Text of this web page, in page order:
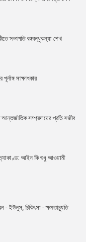
সভাপতি বঙ্গবন্ধুকন্যা শেখ
সাক্ষাৎকার
আন্তর্জাতিক সম্প্রদায়ের প্রতি সজীব
আইন কি শুধু আওয়ামী
- ইউনুস, চিকিৎসা - ক্ষমতাচ্যুতি